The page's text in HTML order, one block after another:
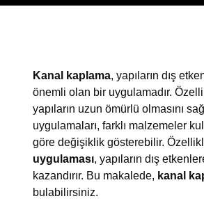
Kanal kaplama, yapıların dış
önemli olan bir uygulamadır.
yapıların uzun ömürlü olmasını
uygulamaları, farklı malzemeler
göre değişiklik gösterebilir.
uygulaması, yapıların dış
kazandırır. Bu makalede, kanal
bulabilirsiniz.